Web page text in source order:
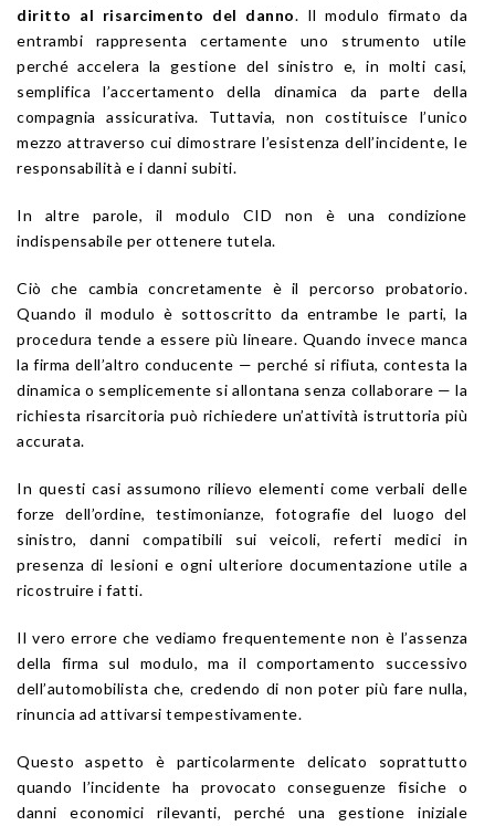
diritto al risarcimento del danno. Il modulo firmato da
entrambi rappresenta certamente uno strumento utile
perché accelera la gestione del sinistro e, in molti casi,
semplifica l’accertamento della dinamica da parte della
compagnia assicurativa. Tuttavia, non costituisce l’unico
mezzo attraverso cui dimostrare l’esistenza dell’incidente, le
responsabilità e i danni subiti.
In altre parole, il modulo CID non è una condizione
indispensabile per ottenere tutela.
Ciò che cambia concretamente è il percorso probatorio.
Quando il modulo è sottoscritto da entrambe le parti, la
procedura tende a essere più lineare. Quando invece manca
la firma dell’altro conducente — perché si rifiuta, contesta la
dinamica o semplicemente si allontana senza collaborare — la
richiesta risarcitoria può richiedere un’attività istruttoria più
accurata.
In questi casi assumono rilievo elementi come verbali delle
forze dell’ordine, testimonianze, fotografie del luogo del
sinistro, danni compatibili sui veicoli, referti medici in
presenza di lesioni e ogni ulteriore documentazione utile a
ricostruire i fatti.
Il vero errore che vediamo frequentemente non è l’assenza
della firma sul modulo, ma il comportamento successivo
dell’automobilista che, credendo di non poter più fare nulla,
rinuncia ad attivarsi tempestivamente.
Questo aspetto è particolarmente delicato soprattutto
quando l’incidente ha provocato conseguenze fisiche o
danni economici rilevanti, perché una gestione iniziale